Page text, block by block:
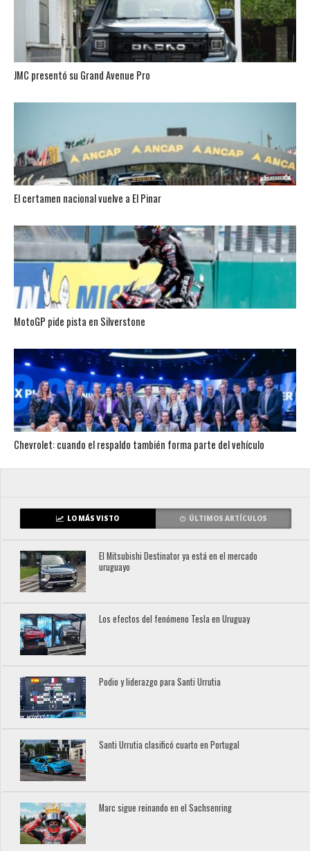
JMC presentó su Grand Avenue Pro
El certamen nacional vuelve a El Pinar
MotoGP pide pista en Silverstone
Chevrolet: cuando el respaldo también forma parte del vehículo
LO MÁS VISTO ÚLTIMOS ARTÍCULOS
El Mitsubishi Destinator ya está en el mercado
uruguayo
Los efectos del fenómeno Tesla en Uruguay
Podio y liderazgo para Santi Urrutia
Santi Urrutia clasificó cuarto en Portugal
Marc sigue reinando en el Sachsenring